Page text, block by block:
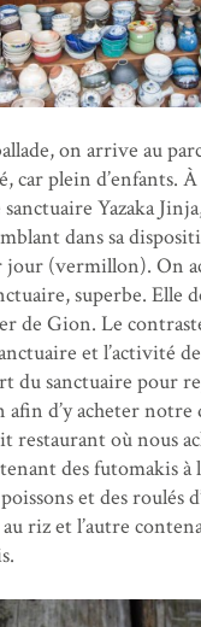
on arrive au
car plein d’enfants.
Yazaka
dans sa
(vermillon). On
superbe. Elle
de Gion. Le
et l’activité
du sanctuaire pour
d’y acheter notre
restaurant où nous
des futomakis à
et des roulés
riz et l’autre